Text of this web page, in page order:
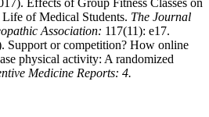
Effects of Group Fitness Classes on
of Medical Students. The Journal
Association: 117(11): e17.
Support or competition? How online
physical activity: A randomized
Medicine Reports: 4.